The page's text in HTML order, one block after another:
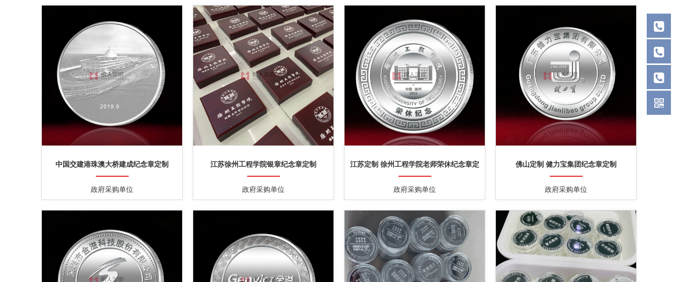
中国交建港珠澳大桥建成纪念章定制
政府采购单位
江苏徐州工程学院银章纪念章定制
政府采购单位
江苏定制 徐州工程学院老师荣休纪念章定
制
政府采购单位
佛山定制 健力宝集团纪念章定制
政府采购单位